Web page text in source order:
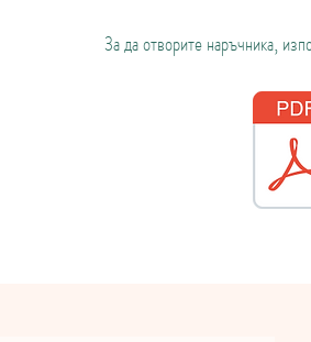
За да отворите наръчника,